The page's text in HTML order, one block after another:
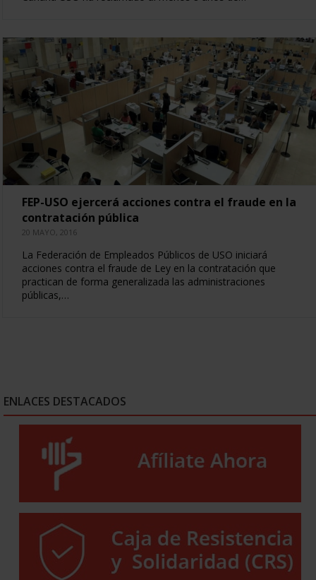
FEP-USO ejercerá acciones contra el fraude en la
contratación pública
20 MAYO, 2016
La Federación de Empleados Públicos de USO iniciará
acciones contra el fraude de Ley en la contratación que
practican de forma generalizada las administraciones
públicas,…
ENLACES DESTACADOS